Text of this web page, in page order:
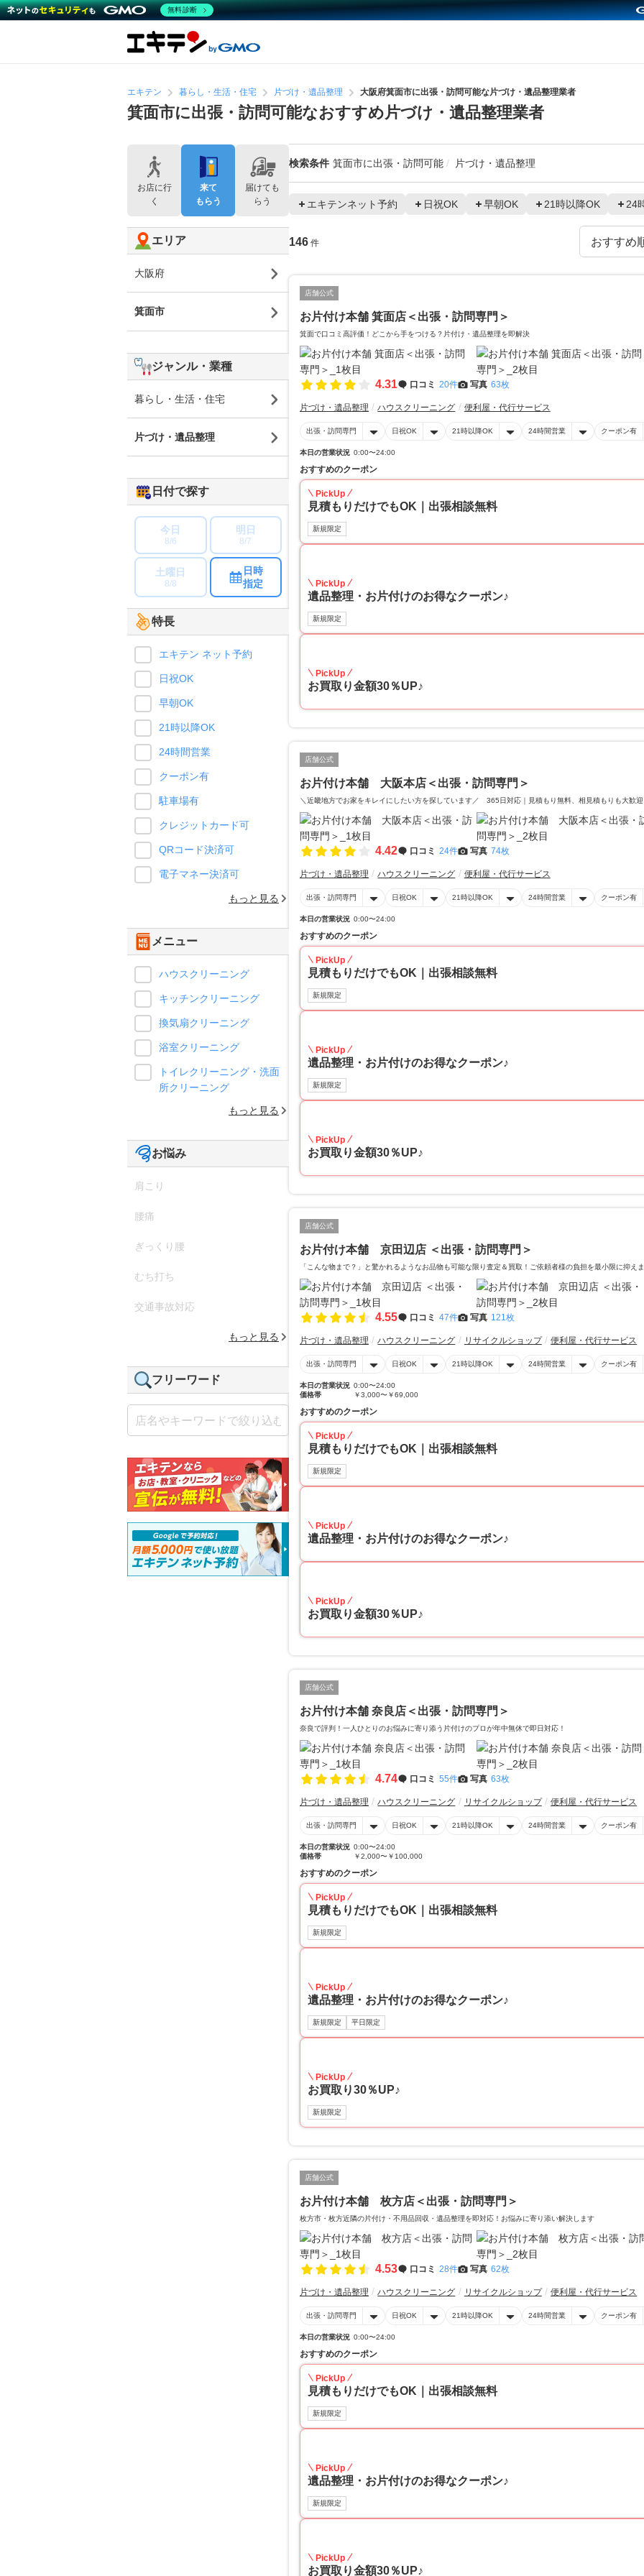
エキテン 暮らし・生活・住宅 片づけ・遺品整理 大阪府箕面市に出張・訪問可能な片づけ・遺品整理業者
箕面市に出張・訪問可能なおすすめ片づけ・遺品整理業者
検索条件 箕面市に出張・訪問可能 片づけ・遺品整理
エキテンネット予約 日祝OK 早朝OK 21時以降OK 24
146 件
店舗公式
お片付け本舗 箕面店＜出張・訪問専門＞
箕面で口コミ高評価！どこから手をつける？片付け・遺品整理を即解決
4.31 口コミ 20件 写真 63枚
片づけ・遺品整理 ハウスクリーニング 便利屋・代行サービス
出張・訪問専門 日祝OK 21時以降OK 24時間営業 クーポン有
本日の営業状況 0:00〜24:00
おすすめのクーポン
PickUp
見積もりだけでもOK｜出張相談無料
新規限定
PickUp
遺品整理・お片付けのお得なクーポン♪
新規限定
PickUp
お買取り金額30％UP♪
店舗公式
お片付け本舗 大阪本店＜出張・訪問専門＞
＼近畿地方でお家をキレイにしたい方を探しています／ 365日対応｜見積もり無料、相見積もりも大歓
4.42 口コミ 24件 写真 74枚
片づけ・遺品整理 ハウスクリーニング 便利屋・代行サービス
出張・訪問専門 日祝OK 21時以降OK 24時間営業 クーポン有
本日の営業状況 0:00〜24:00
おすすめのクーポン
PickUp
見積もりだけでもOK｜出張相談無料
新規限定
PickUp
遺品整理・お片付けのお得なクーポン♪
新規限定
PickUp
お買取り金額30％UP♪
店舗公式
お片付け本舗 京田辺店 ＜出張・訪問専門＞
「こんな物まで？」と驚かれるようなお品物も可能な限り査定＆買取！ご依頼者様の負担を最小限に抑え
4.55 口コミ 47件 写真 121枚
片づけ・遺品整理 ハウスクリーニング リサイクルショップ 便利屋・代行サービス
出張・訪問専門 日祝OK 21時以降OK 24時間営業 クーポン有
本日の営業状況 0:00〜24:00
価格帯
￥3,000〜￥69,000
おすすめのクーポン
PickUp
見積もりだけでもOK｜出張相談無料
新規限定
PickUp
遺品整理・お片付けのお得なクーポン♪
PickUp
お買取り金額30％UP♪
店舗公式
お片付け本舗 奈良店＜出張・訪問専門＞
奈良で評判！一人ひとりのお悩みに寄り添う片付けのプロが年中無休で即日対応！
4.74 口コミ 55件 写真 63枚
片づけ・遺品整理 ハウスクリーニング リサイクルショップ 便利屋・代行サービス
出張・訪問専門 日祝OK 21時以降OK 24時間営業 クーポン有
本日の営業状況 0:00〜24:00
価格帯
￥2,000〜￥100,000
おすすめのクーポン
PickUp
見積もりだけでもOK｜出張相談無料
新規限定
PickUp
遺品整理・お片付けのお得なクーポン♪
新規限定 平日限定
PickUp
お買取り30％UP♪
新規限定
店舗公式
お片付け本舗 枚方店＜出張・訪問専門＞
枚方市・枚方近隣の片付け・不用品回収・遺品整理を即対応！お悩みに寄り添い解決します
4.53 口コミ 28件 写真 62枚
片づけ・遺品整理 ハウスクリーニング リサイクルショップ 便利屋・代行サービス
出張・訪問専門 日祝OK 21時以降OK 24時間営業 クーポン有
本日の営業状況 0:00〜24:00
おすすめのクーポン
PickUp
見積もりだけでもOK｜出張相談無料
新規限定
PickUp
遺品整理・お片付けのお得なクーポン♪
新規限定
PickUp
お買取り金額30％UP♪
お店に行
く
来て
もらう
届けても
らう
エリア
大阪府
箕面市
ジャンル・業種
暮らし・生活・住宅
片づけ・遺品整理
日付で探す
今日
8/6
明日
8/7
土曜日
8/8
日時
指定
特長
エキテン ネット予約
日祝OK
早朝OK
21時以降OK
24時間営業
クーポン有
駐車場有
クレジットカード可
QRコード決済可
電子マネー決済可
もっと見る
メニュー
ハウスクリーニング
キッチンクリーニング
換気扇クリーニング
浴室クリーニング
トイレクリーニング・洗面
所クリーニング
もっと見る
お悩み
肩こり
腰痛
ぎっくり腰
むち打ち
交通事故対応
もっと見る
フリーワード
無料診断